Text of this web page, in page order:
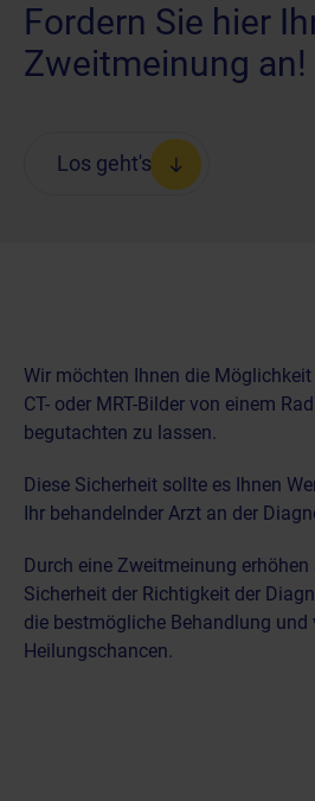
Fordern Sie hier
Zweitmeinung an!
Los geht's
Wir möchten Ihnen die Möglichkeit
CT- oder MRT-Bilder von einem
begutachten zu lassen.
Diese Sicherheit sollte es Ihnen
Ihr behandelnder Arzt an der
Durch eine Zweitmeinung
Sicherheit der Richtigkeit der
die bestmögliche Behandlung und
Heilungschancen.